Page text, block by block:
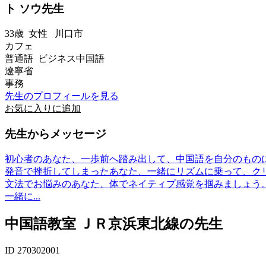
ト ソウ先生
33歳 女性 川口市
カフェ
普通語 ビジネス中国語
遼寧省
事務
先生のプロフィールを見る
お気に入りに追加
先生からメッセージ
初心者のあなた、一歩前へ踏み出して、中国語を自分のもの
発音で挫折してしまったあなた、一緒にリズムに乗って、ク
文法でお悩みのあなた、体でネイティプ感覚を掴みましょう。
一緒に...
中国語教室 ＪＲ京浜東北線の先生
ID 270302001